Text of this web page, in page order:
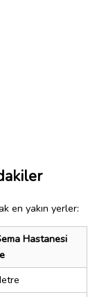
en yakın yerler:
Hastanesi